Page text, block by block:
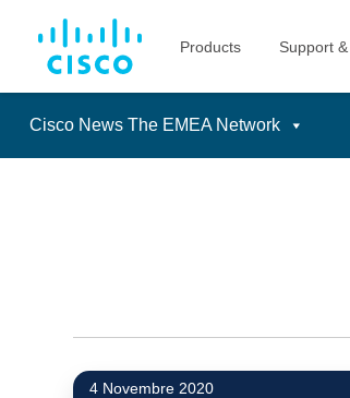
Cisco News The EMEA Network
4 Novembre 2020